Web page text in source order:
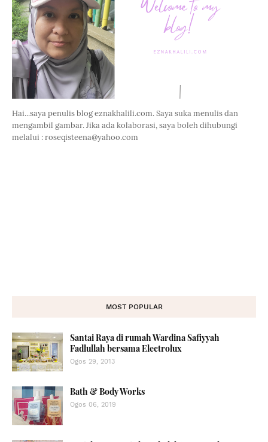
Hai...saya penulis blog eznakhalili.com. Saya suka menulis dan
mengambil gambar. Jika ada kolaborasi, saya boleh dihubungi
melalui : roseqisteena@yahoo.com
MOST POPULAR
Santai Raya di rumah Wardina Safiyyah
Fadlullah bersama Electrolux
Ogos 29, 2013
Bath & Body Works
Ogos 06, 2019